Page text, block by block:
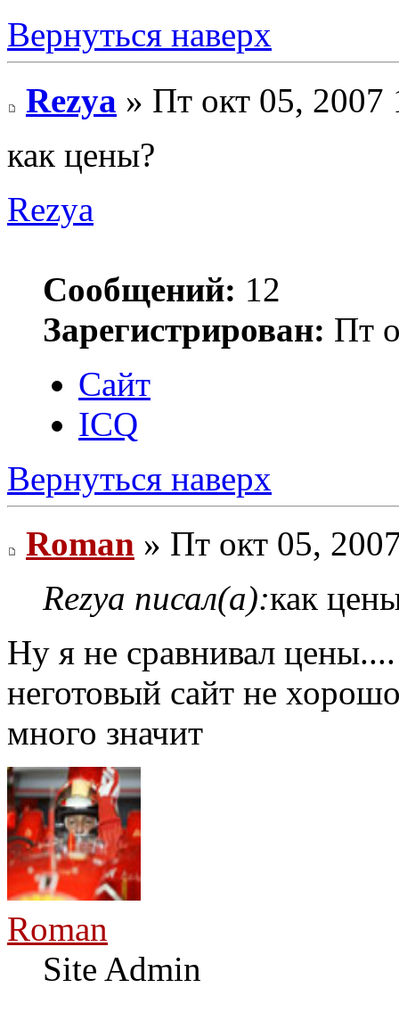
Вернуться наверх
Rezya » Пт окт 05, 2007
как цены?
Rezya
Сообщений: 12
Зарегистрирован: Пт
Сайт
ICQ
Вернуться наверх
Roman » Пт окт 05,
Rezya писал(а):как
Ну я не сравнивал
неготовый сайт не
много значит
Roman
Site Admin